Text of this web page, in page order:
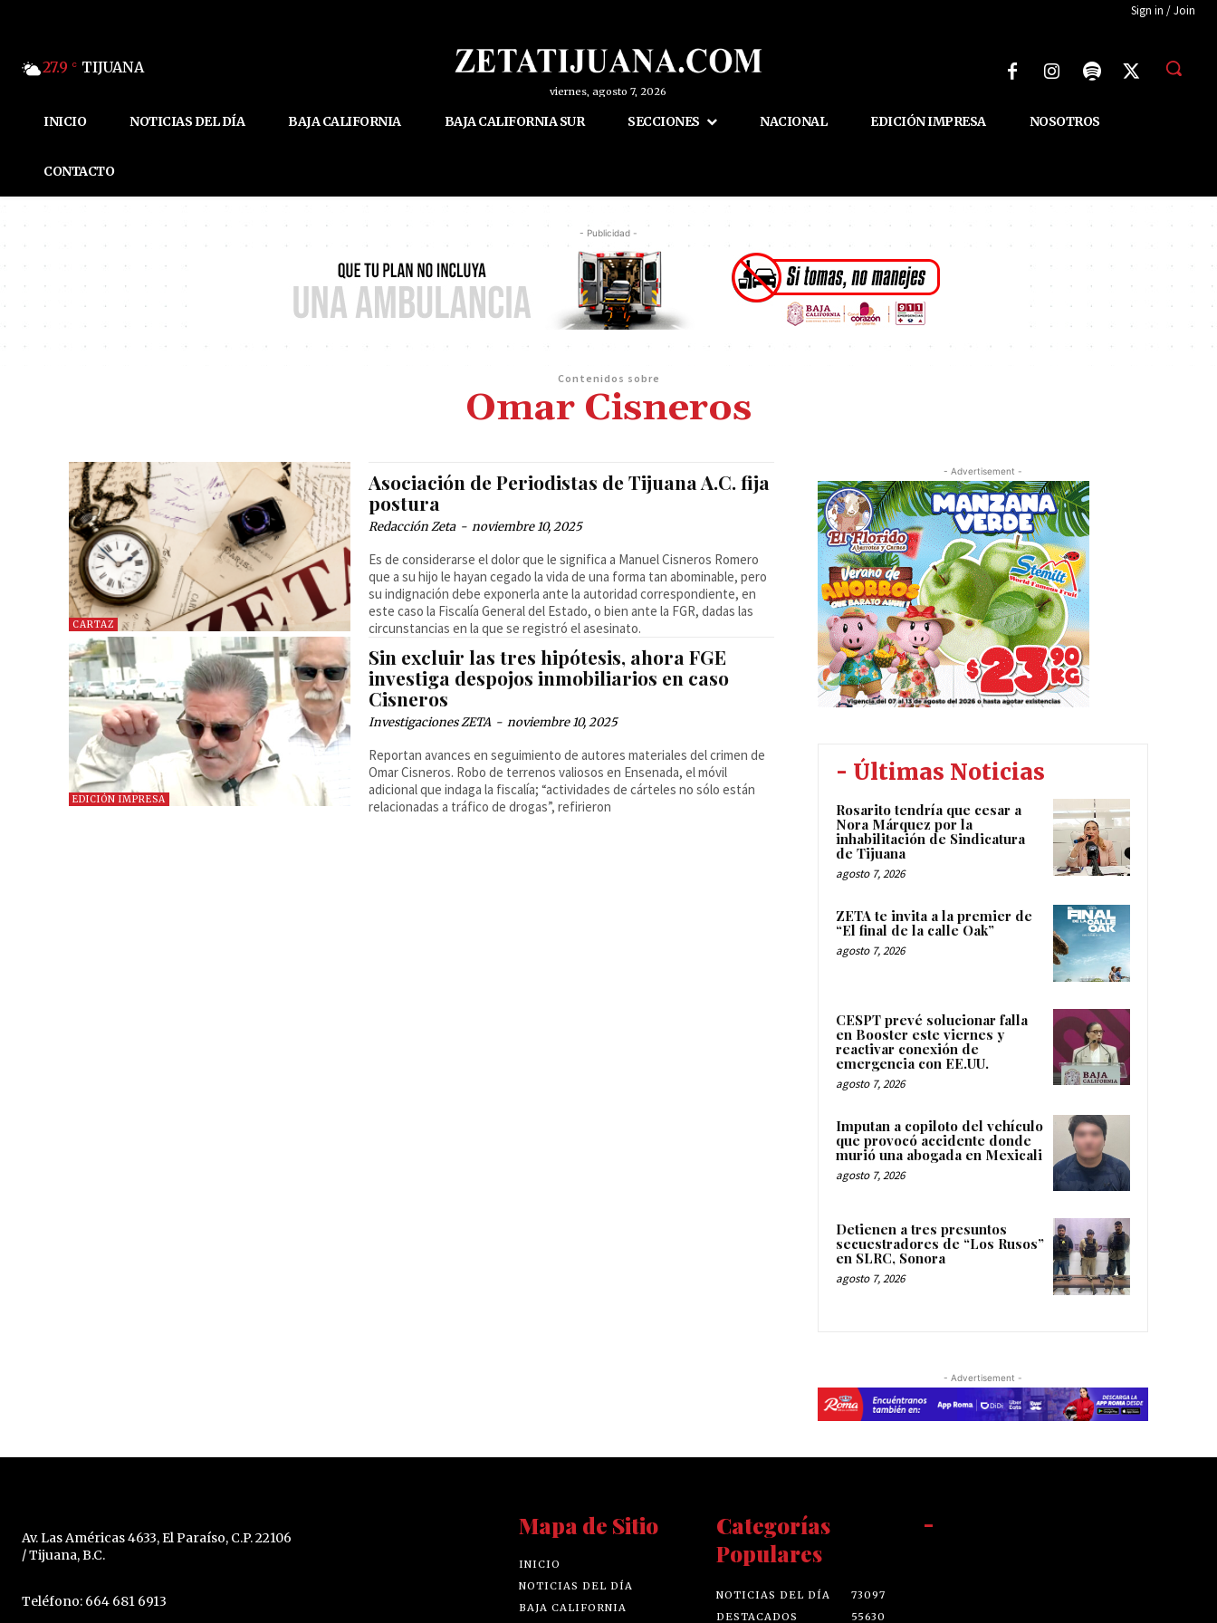
Sign in / Join
27.9 C TIJUANA
viernes, agosto 7, 2026
INICIO NOTICIAS DEL DÍA BAJA CALIFORNIA BAJA CALIFORNIA SUR SECCIONES NACIONAL EDICIÓN IMPRESA NOSOTROS
CONTACTO
- Publicidad -
Contenidos sobre
Omar Cisneros
CARTAZ
Asociación de Periodistas de Tijuana A.C. fija
postura
Redacción Zeta - noviembre 10, 2025
Es de considerarse el dolor que le significa a Manuel Cisneros Romero
que a su hijo le hayan cegado la vida de una forma tan abominable, pero
su indignación debe exponerla ante la autoridad correspondiente, en
este caso la Fiscalía General del Estado, o bien ante la FGR, dadas las
circunstancias en la que se registró el asesinato.
EDICIÓN IMPRESA
Sin excluir las tres hipótesis, ahora FGE
investiga despojos inmobiliarios en caso
Cisneros
Investigaciones ZETA - noviembre 10, 2025
Reportan avances en seguimiento de autores materiales del crimen de
Omar Cisneros. Robo de terrenos valiosos en Ensenada, el móvil
adicional que indaga la fiscalía; “actividades de cárteles no sólo están
relacionadas a tráfico de drogas”, refirieron
- Advertisement -
- Últimas Noticias
Rosarito tendría que cesar a
Nora Márquez por la
inhabilitación de Sindicatura
de Tijuana
agosto 7, 2026
ZETA te invita a la premier de
“El final de la calle Oak”
agosto 7, 2026
CESPT prevé solucionar falla
en Booster este viernes y
reactivar conexión de
emergencia con EE.UU.
agosto 7, 2026
Imputan a copiloto del vehículo
que provocó accidente donde
murió una abogada en Mexicali
agosto 7, 2026
Detienen a tres presuntos
secuestradores de “Los Rusos”
en SLRC, Sonora
agosto 7, 2026
- Advertisement -
Av. Las Américas 4633, El Paraíso, C.P. 22106
/ Tijuana, B.C.
Teléfono: 664 681 6913
Mapa de Sitio
INICIO
NOTICIAS DEL DÍA
BAJA CALIFORNIA
Categorías
Populares
NOTICIAS DEL DÍA
73097
DESTACADOS
55630
-